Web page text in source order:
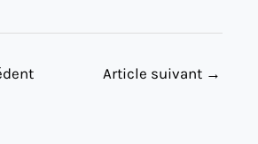
Article suivant →